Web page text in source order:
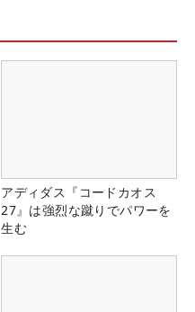
アディダス『コードカオス
27』は強烈な蹴りでパワーを
生む